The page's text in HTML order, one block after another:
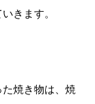
きます。
焼き物は、焼